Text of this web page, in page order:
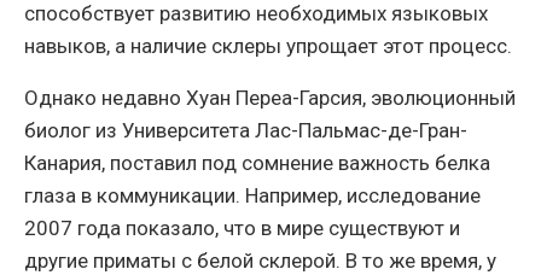
способствует развитию необходимых языковых
навыков, а наличие склеры упрощает этот процесс.
Однако недавно Хуан Переа-Гарсия, эволюционный
биолог из Университета Лас-Пальмас-де-Гран-
Канария, поставил под сомнение важность белка
глаза в коммуникации. Например, исследование
2007 года показало, что в мире существуют и
другие приматы с белой склерой. В то же время, у